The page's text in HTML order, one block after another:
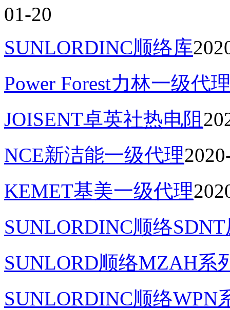
01-20
SUNLORDINC顺络库
Power Forest力林一级代
JOISENT卓英社热电阻
NCE新洁能一级代理
KEMET基美一级代理
SUNLORDINC顺络
SUNLORD顺络MZAH系
SUNLORDINC顺络WPN